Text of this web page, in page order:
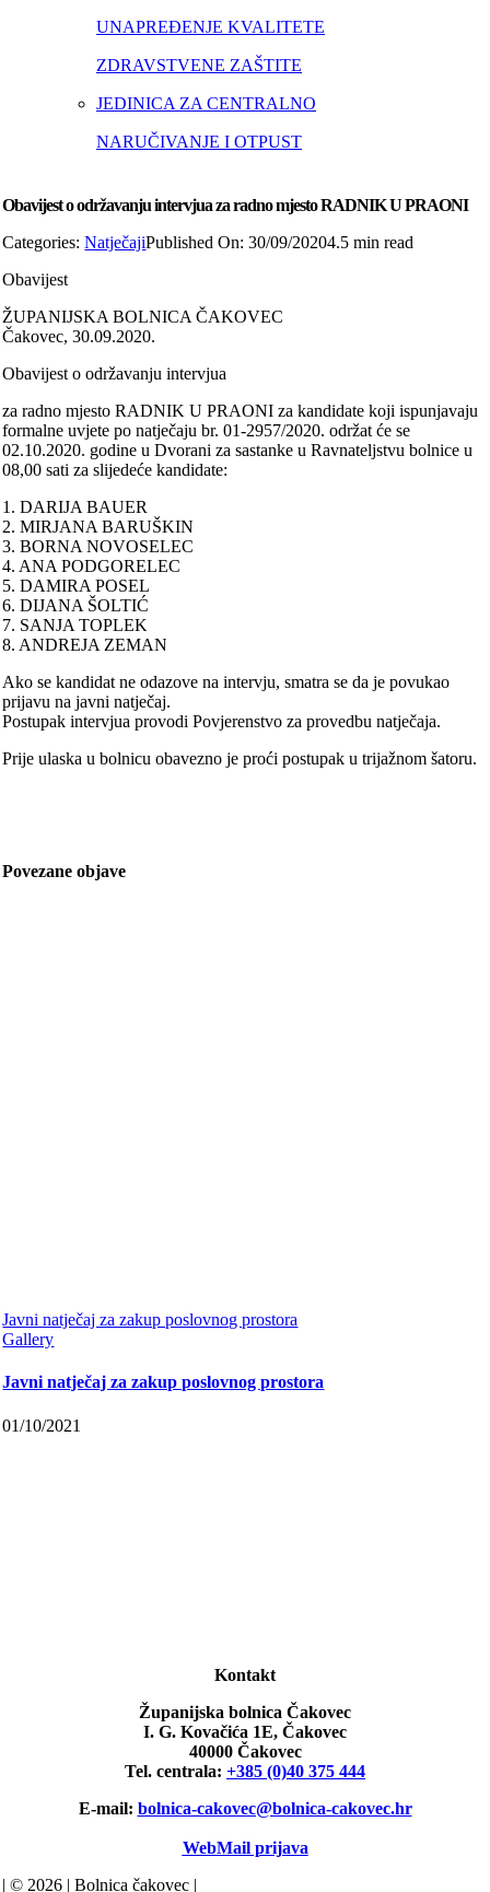
UNAPREĐENJE KVALITETE
ZDRAVSTVENE ZAŠTITE
JEDINICA ZA CENTRALNO
NARUČIVANJE I OTPUST
Obavijest o održavanju intervjua za radno mjesto RADNIK U PRAONI
Categories:NatječajiPublished On: 30/09/20204.5 min read
Obavijest
ŽUPANIJSKA BOLNICA ČAKOVEC
Čakovec, 30.09.2020.
Obavijest o održavanju intervjua
za radno mjesto RADNIK U PRAONI za kandidate koji ispunjavaju
formalne uvjete po natječaju br. 01-2957/2020. održat će se
02.10.2020. godine u Dvorani za sastanke u Ravnateljstvu bolnice u
08,00 sati za slijedeće kandidate:
1. DARIJA BAUER
2. MIRJANA BARUŠKIN
3. BORNA NOVOSELEC
4. ANA PODGORELEC
5. DAMIRA POSEL
6. DIJANA ŠOLTIĆ
7. SANJA TOPLEK
8. ANDREJA ZEMAN
Ako se kandidat ne odazove na intervju, smatra se da je povukao
prijavu na javni natječaj.
Postupak intervjua provodi Povjerenstvo za provedbu natječaja.
Prije ulaska u bolnicu obavezno je proći postupak u trijažnom šatoru.
Povezane objave
Javni natječaj za zakup poslovnog prostora
Gallery
Javni natječaj za zakup poslovnog prostora
01/10/2021
Kontakt
Županijska bolnica Čakovec
I. G. Kovačića 1E, Čakovec
40000 Čakovec
Tel. centrala: +385 (0)40 375 444
E-mail: bolnica-cakovec@bolnica-cakovec.hr
WebMail prijava
| © 2026 | Bolnica čakovec |